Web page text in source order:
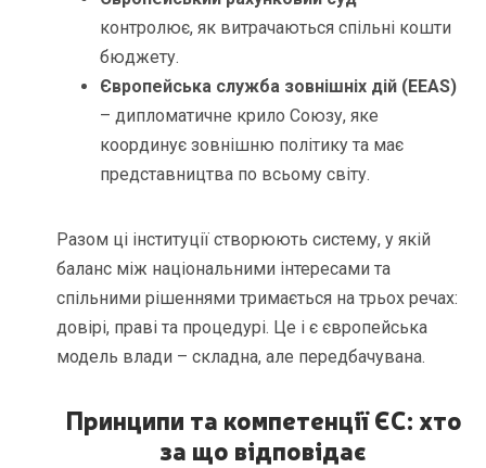
контролює, як витрачаються спільні кошти
бюджету.
Європейська служба зовнішніх дій (EEAS)
– дипломатичне крило Союзу, яке
координує зовнішню політику та має
представництва по всьому світу.
Разом ці інституції створюють систему, у якій
баланс між національними інтересами та
спільними рішеннями тримається на трьох речах:
довірі, праві та процедурі. Це і є європейська
модель влади – складна, але передбачувана.
Принципи та компетенції ЄС: хто
за що відповідає